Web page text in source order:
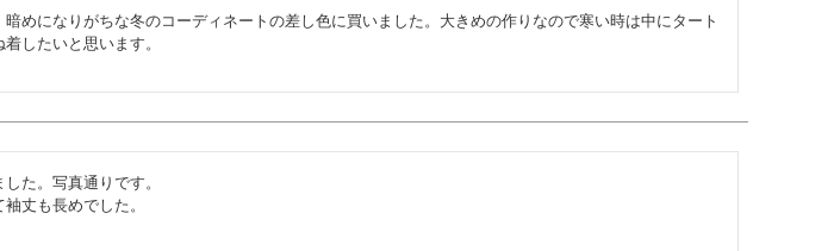
暗めになりがちな冬のコーディネートの差し色に買いました。大きめの作りなので寒い時は中にタート
したいと思います。
た。写真通りです。
丈も長めでした。